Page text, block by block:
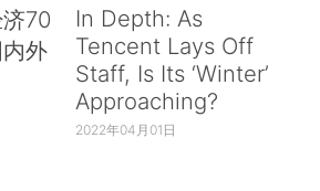
70
外
In Depth: As
Tencent Lays Off
Staff, Is Its ‘Winter’
Approaching?
2022年04月01日